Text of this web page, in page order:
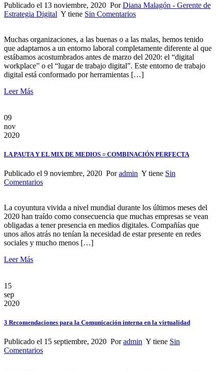
Publicado el 13 noviembre, 2020 PorDiana Malagón - Gerente de
Estrategia Digital Y tiene Sin Comentarios
Muchas organizaciones, a las buenas o a las malas, hemos tenido
que adaptarnos a un entorno laboral completamente diferente al que
estábamos acostumbrados antes de marzo del 2020: el “digital
workplace” o el “lugar de trabajo digital”. Este entorno de trabajo
digital está conformado por herramientas […]
Leer Más
09
nov
2020
LA PAUTA Y EL MIX DE MEDIOS = COMBINACIÓN PERFECTA
Publicado el 9 noviembre, 2020 Poradmin Y tiene Sin
Comentarios
La coyuntura vivida a nivel mundial durante los últimos meses del
2020 han traído como consecuencia que muchas empresas se vean
obligadas a tener presencia en medios digitales. Compañías que
unos años atrás no tenían la necesidad de estar presente en redes
sociales y mucho menos […]
Leer Más
15
sep
2020
3 Recomendaciones para la Comunicación interna en la virtualidad
Publicado el 15 septiembre, 2020 Poradmin Y tiene Sin
Comentarios